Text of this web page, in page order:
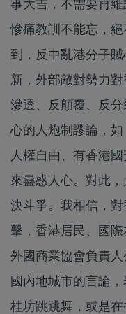
事大吉，不需要再
慘痛教訓不能忘，
到，反中亂港分子
新，外部敵對勢力
滲透、反顛覆、反
心的人炮制謬論，
人權自由、有香港
來蠱惑人心。對此
決斗爭。我相信，
擊，香港居民、國
外國商業協會負責
國內地城市的言論
桂坊跳跳舞，或是